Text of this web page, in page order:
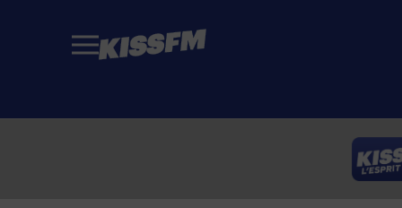
Passer au contenu principal